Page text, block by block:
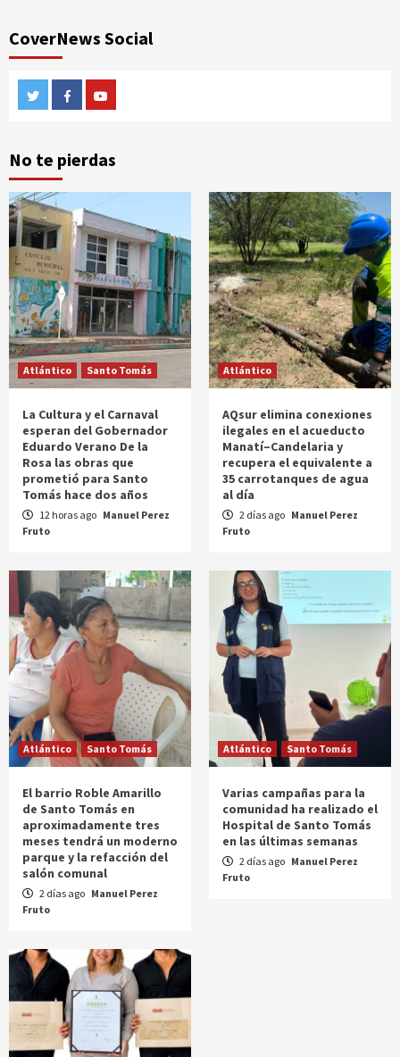
CoverNews Social
TwitterFacebook
No te pierdas
Atlántico Santo Tomás
La Cultura y el Carnaval
esperan del Gobernador
Eduardo Verano De la
Rosa las obras que
prometió para Santo
Tomás hace dos años
12 horas ago Manuel Perez
Fruto
Atlántico
AQsur elimina conexiones
ilegales en el acueducto
Manatí–Candelaria y
recupera el equivalente a
35 carrotanques de agua
al día
2 días ago Manuel Perez
Fruto
Atlántico Santo Tomás
El barrio Roble Amarillo
de Santo Tomás en
aproximadamente tres
meses tendrá un moderno
parque y la refacción del
salón comunal
2 días ago Manuel Perez
Fruto
Atlántico Santo Tomás
Varias campañas para la
comunidad ha realizado el
Hospital de Santo Tomás
en las últimas semanas
2 días ago Manuel Perez
Fruto